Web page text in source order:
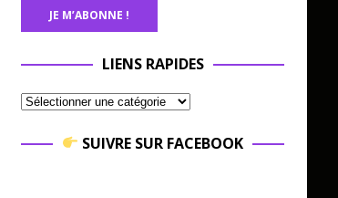
LIENS RAPIDES
SUIVRE SUR FACEBOOK